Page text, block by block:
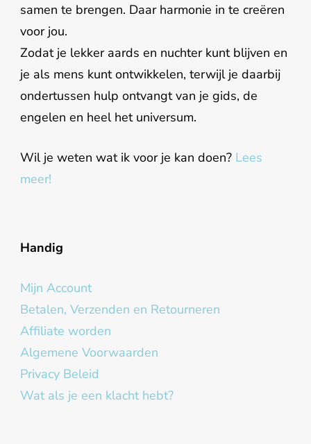
samen te brengen. Daar harmonie in te creëren
voor jou.
Zodat je lekker aards en nuchter kunt blijven en
je als mens kunt ontwikkelen, terwijl je daarbij
ondertussen hulp ontvangt van je gids, de
engelen en heel het universum.
Wil je weten wat ik voor je kan doen? Lees
meer!
Handig
Mijn Account
Betalen, Verzenden en Retourneren
Affiliate worden
Algemene Voorwaarden
Privacy Beleid
Wat als je een klacht hebt?